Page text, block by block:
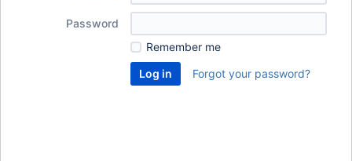
Password
Remember me
Forgot your password?